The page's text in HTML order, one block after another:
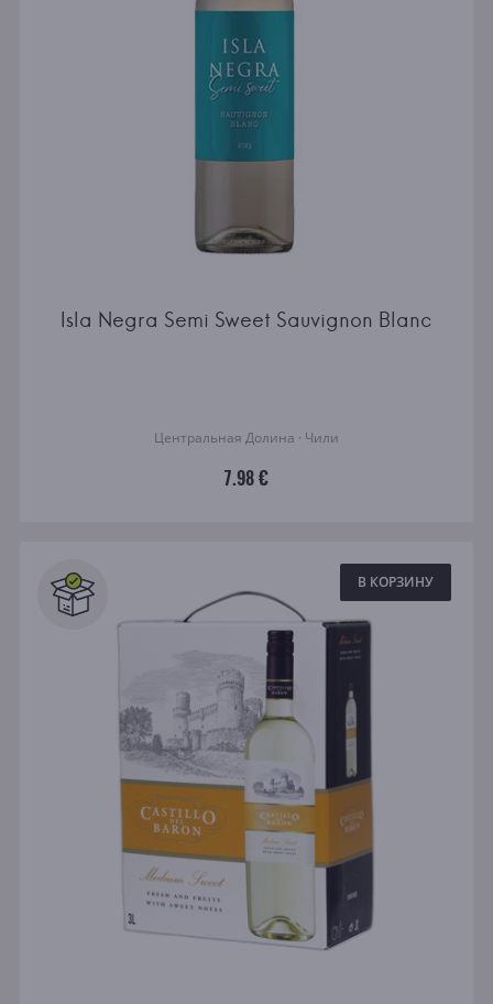
Isla Negra Semi Sweet Sauvignon Blanc
Центральная Долина · Чили
7.98 €
В КОРЗИНУ